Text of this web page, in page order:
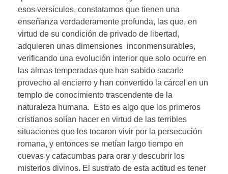
esos versículos, constatamos que tienen una
enseñanza verdaderamente profunda, las que, en
virtud de su condición de privado de libertad,
adquieren unas dimensiones inconmensurables,
verificando una evolución interior que solo ocurre en
las almas temperadas que han sabido sacarle
provecho al encierro y han convertido la cárcel en un
templo de conocimiento trascendente de la
naturaleza humana. Esto es algo que los primeros
cristianos solían hacer en virtud de las terribles
situaciones que les tocaron vivir por la persecución
romana, y entonces se metían largo tiempo en
cuevas y catacumbas para orar y descubrir los
misterios divinos. El sustrato de esta actitud es tener